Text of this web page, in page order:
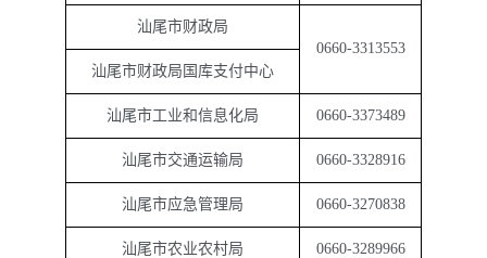
汕尾市财政局
0660-3313553
汕尾市财政局国库支付中心
汕尾市工业和信息化局 0660-3373489
汕尾市交通运输局 0660-3328916
汕尾市应急管理局 0660-3270838
汕尾市农业农村局 0660-3289966